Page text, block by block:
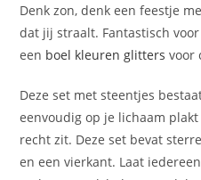
Denk zon, denk een feestje
dat jij straalt. Fantastisch
een boel kleuren glitters voor
Deze set met steentjes
eenvoudig op je lichaam
recht zit. Deze set bevat
en een vierkant. Laat